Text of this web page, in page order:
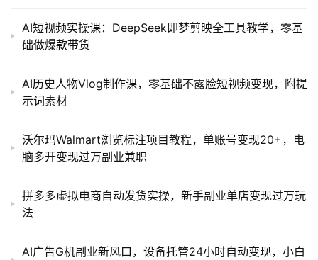
AI短视频实操课：DeepSeek即梦剪映全工具教学，零基
础做爆款带货
AI历史人物Vlog制作课，零基础不露脸短视频变现，附提
示词素材
沃尔玛Walmart浏览标注项目教程，单账号变现20+，电
脑多开变现过万副业兼职
拼多多虚拟电商自动发货实操，新手副业单店变现过万玩
法
AI广告G机副业新风口，设备托管24小时自动变现，小白